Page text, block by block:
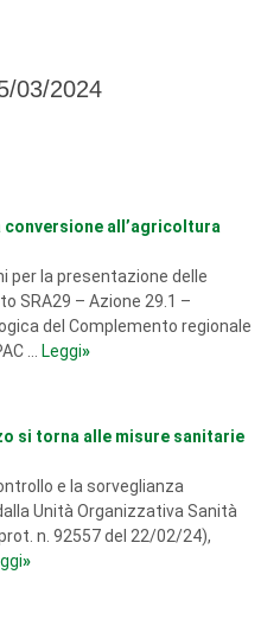
03/2024
conversione all’agricoltura
per la presentazione delle
SRA29 – Azione 29.1 –
del Complemento regionale
...
Leggi»
si torna alle misure sanitarie
e la sorveglianza
Unità Organizzativa Sanità
n. 92557 del 22/02/24),
»